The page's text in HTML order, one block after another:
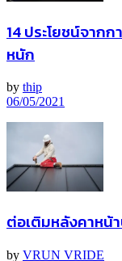
14 ประโยชน์จาก
หนัก
by thip
06/05/2021
ต่อเติมหลังคาหน้
by VRUN VRIDE